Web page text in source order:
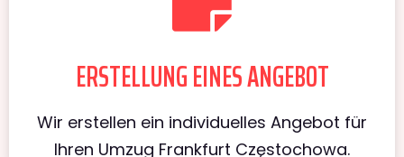
ERSTELLUNG EINES ANGEBOT
Wir erstellen ein individuelles Angebot für
Ihren Umzug Frankfurt Częstochowa.